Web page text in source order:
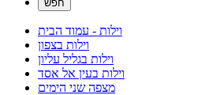
וילות - עמוד הבית
וילות בצפון
וילות בגליל עליון
וילות בעין אל אסד
מצפה שני הימים